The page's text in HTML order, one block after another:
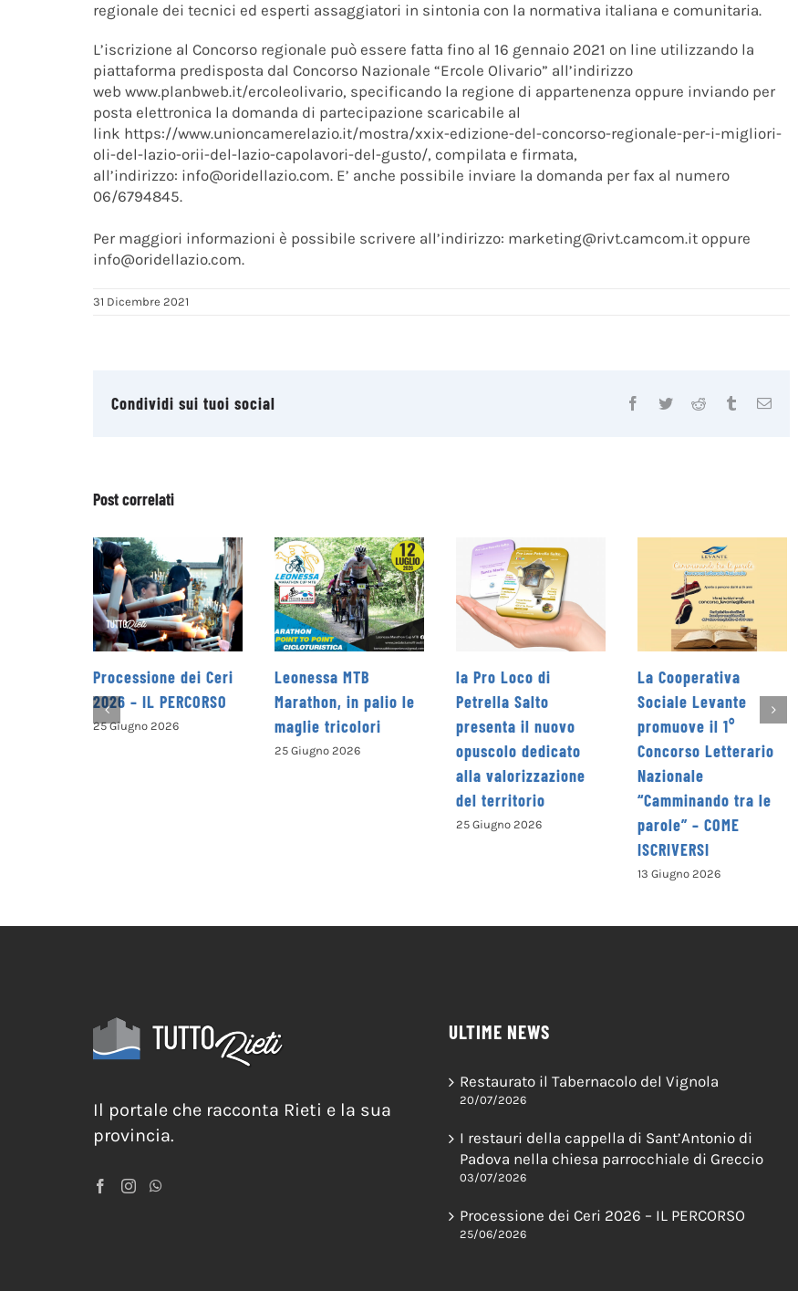
regionale dei tecnici ed esperti assaggiatori in sintonia con la normativa italiana e comunitaria.
L’iscrizione al Concorso regionale può essere fatta fino al 16 gennaio 2021 on line utilizzando la
piattaforma predisposta dal Concorso Nazionale “Ercole Olivario” all’indirizzo
web www.planbweb.it/ercoleolivario, specificando la regione di appartenenza oppure inviando per
posta elettronica la domanda di partecipazione scaricabile al
link https://www.unioncamerelazio.it/mostra/xxix-edizione-del-concorso-regionale-per-i-migliori-
oli-del-lazio-orii-del-lazio-capolavori-del-gusto/, compilata e firmata,
all’indirizzo: info@oridellazio.com. E’ anche possibile inviare la domanda per fax al numero
06/6794845.
Per maggiori informazioni è possibile scrivere all’indirizzo: marketing@rivt.camcom.it oppure
info@oridellazio.com.
31 Dicembre 2021
Condividi sui tuoi social Facebook
TwitterReddit TumblrEmail
Post correlati
Leonessa MTB
Marathon, in palio le
maglie tricolori
la Pro Loco di
Petrella Salto
presenta il nuovo
opuscolo dedicato
La Cooperativa
Sociale Levante
promuove il 1°
Concorso Letterario
Nazionale
“Camminando tra le
parole” – COME
Rieti Sport Festival XI
edizione dal 5 al 7
giugno
4 Giugno 2026
Il portale che racconta Rieti e la sua
provincia.
ULTIME NEWS
Restaurato il Tabernacolo del Vignola
20/07/2026
I restauri della cappella di Sant’Antonio di
Padova nella chiesa parrocchiale di Greccio
03/07/2026
Processione dei Ceri 2026 – IL PERCORSO
25/06/2026